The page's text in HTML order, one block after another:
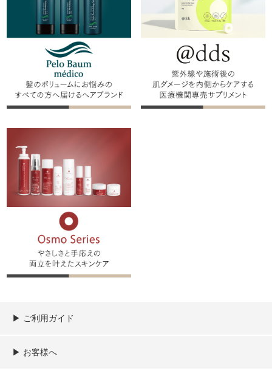
▶︎ ご利用ガイド
ご利用ガイド
決済／配送／送料について
取り扱い商品一覧
顧客情報の取扱について
特定商取引法の表記
▶︎ お客様へ